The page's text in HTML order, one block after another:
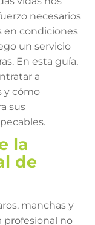
necesarios
en condiciones
un servicio
En esta guía,
a
y cómo
sus
la
de
manchas y
profesional no